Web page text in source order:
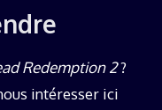
Redemption 2?
intéresser ici